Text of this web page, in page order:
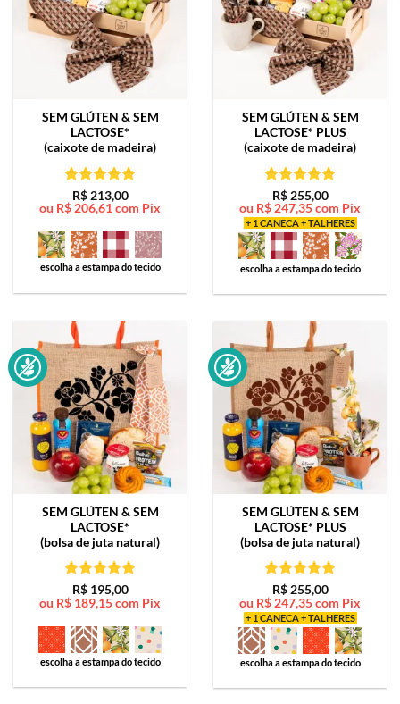
SEM GLÚTEN & SEM
LACTOSE*
(caixote de madeira)
Avaliação5
de 5
R$213,00
ou R$ 206,61 com Pix
escolha a estampa do tecido
SEM GLÚTEN & SEM
LACTOSE* PLUS
(caixote de madeira)
Avaliação5
de 5
R$255,00
ou R$ 247,35com Pix
+ 1 CANECA + TALHERES
escolha a estampa do tecido
SEM GLÚTEN & SEM
LACTOSE*
(bolsa de juta natural)
Avaliação5
de 5
R$195,00
ou R$ 189,15com Pix
escolha a estampa do tecido
SEM GLÚTEN & SEM
LACTOSE* PLUS
(bolsa de juta natural)
Avaliação5
de 5
R$255,00
ou R$ 247,35com Pix
+ 1 CANECA + TALHERES
escolha a estampa do tecido